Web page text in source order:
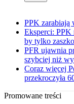
PPK zarabiają
Eksperci: PPK
by tylko
PFR ujawnia
szybciej niż
Coraz więcej
przekroczyła
Promowane treści